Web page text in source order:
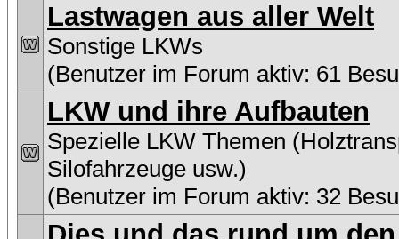
Lastwagen aus aller Welt
Sonstige LKWs
(Benutzer im Forum aktiv: 61
LKW und ihre Aufbauten
Spezielle LKW Themen
Silofahrzeuge usw.)
(Benutzer im Forum aktiv: 32